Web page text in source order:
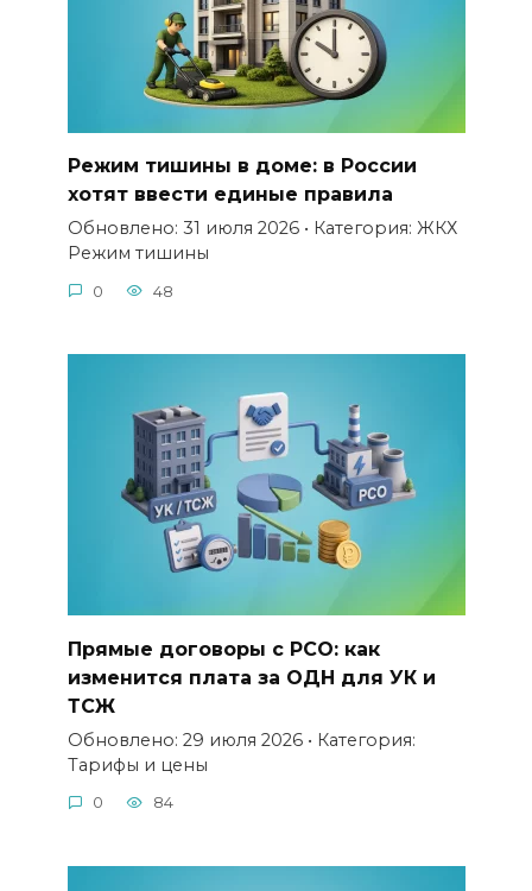
Режим тишины в доме: в России
хотят ввести единые правила
Обновлено: 31 июля 2026 • Категория: ЖКХ
Режим тишины
0 48
Прямые договоры с РСО: как
изменится плата за ОДН для УК и
ТСЖ
Обновлено: 29 июля 2026 • Категория:
Тарифы и цены
0 84